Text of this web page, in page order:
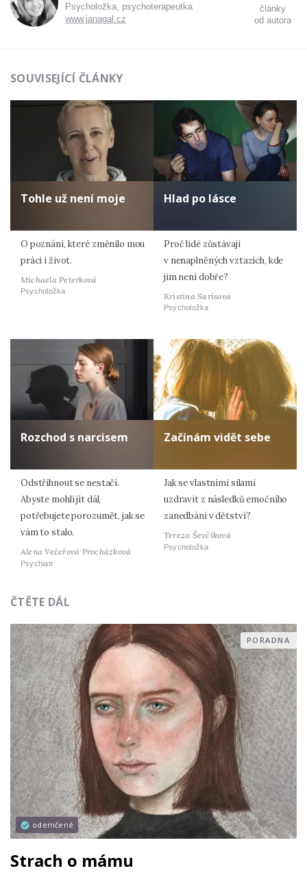
Psycholožka, psychoterapeutka
www.janagal.cz
články
od autora
SOUVISEJÍCÍ ČLÁNKY
Tohle už není moje
O poznání, které změnilo mou
práci i život.
Michaela Peterková
Psycholožka
Hlad po lásce
Proč lidé zůstávají
v nenaplněných vztazích, kde
jim není dobře?
Kristina Sarisová
Psycholožka
Rozchod s narcisem
Odstřihnout se nestačí.
Abyste mohli jít dál,
potřebujete porozumět, jak se
vám to stalo.
Alena Večeřová Procházková
Psychiatr
Začínám vidět sebe
Jak se vlastními silami
uzdravit z následků emočního
zanedbání v dětství?
Tereza Ševčíková
Psycholožka
ČTĚTE DÁL
odemčené
PORADNA
Strach o mámu